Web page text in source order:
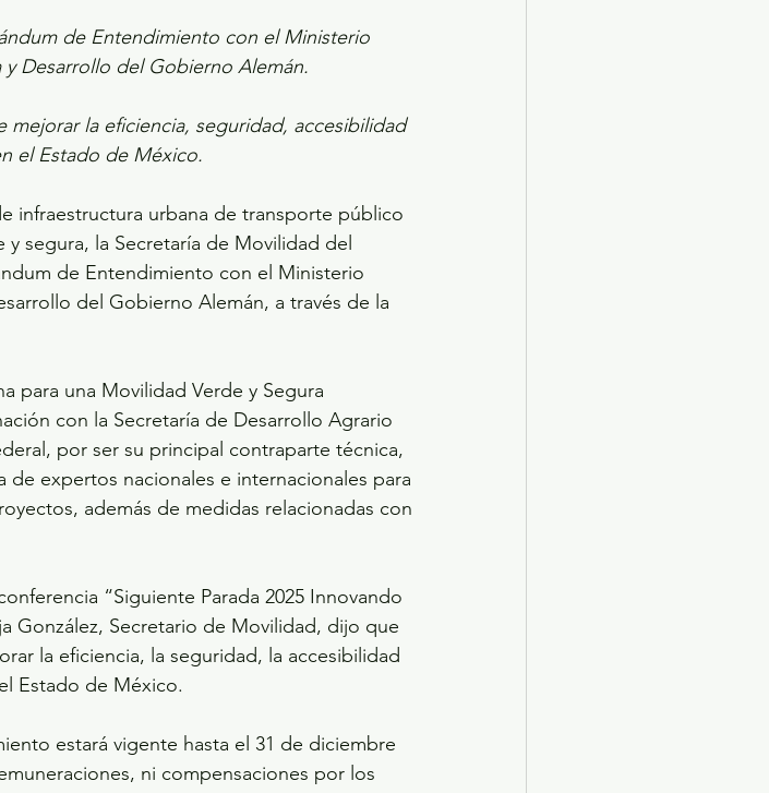
de Entendimiento con el Ministerio
Desarrollo del Gobierno Alemán.
mejorar la eficiencia, seguridad, accesibilidad
el Estado de México.
infraestructura urbana de transporte público
segura, la Secretaría de Movilidad del
de Entendimiento con el Ministerio
del Gobierno Alemán, a través de la
para una Movilidad Verde y Segura
con la Secretaría de Desarrollo Agrario
por ser su principal contraparte técnica,
de expertos nacionales e internacionales para
además de medidas relacionadas con
“Siguiente Parada 2025 Innovando
González, Secretario de Movilidad, dijo que
la eficiencia, la seguridad, la accesibilidad
Estado de México.
estará vigente hasta el 31 de diciembre
ni compensaciones por los